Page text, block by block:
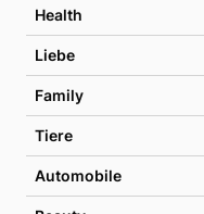
Health
Liebe
Family
Tiere
Automobile